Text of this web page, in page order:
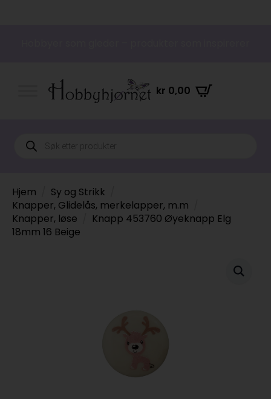
kr 0,00
Products
search
Hjem
Sy og Strikk
Knapper, Glidelås, merkelapper, m.m
Knapper, løse
Knapp 453760 Øyeknapp Elg
18mm 16 Beige